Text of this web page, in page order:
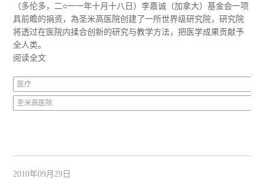
（多伦多，二○一一年十月十八日）李嘉诚（加拿大）基金会一项
具前瞻的捐资，為圣米高医院创建了一所世界级研究院，研究院
将透过在医院内揉合创新的研究与教学方法，把医学成果贡献予
全人类。
阅读全文
医疗
圣米高医院
2010年09月29日